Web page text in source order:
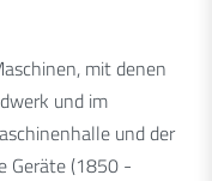
mit denen
und im
und der
Geräte (1850 -